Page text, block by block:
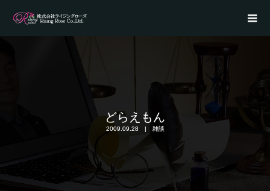
どらえもん
2009.09.28 雑談